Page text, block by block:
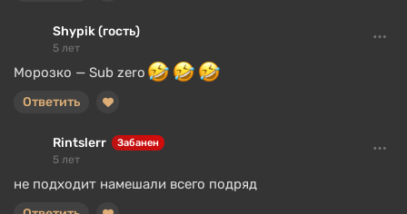
Shypik (гость)
5 лет
Морозко — Sub zero
Ответить
Rintslerr Забанен
5 лет
не подходит намешали всего подряд